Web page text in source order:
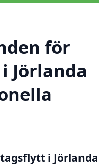
för
Jörlanda
i Jörlanda